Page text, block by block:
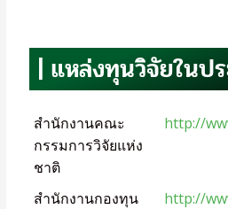
| แหล่งทุนวิจัยในป
สำนักงานคณะ
กรรมการวิจัยแห่ง
ชาติ
http://
สำนักงานกองทุน
http://